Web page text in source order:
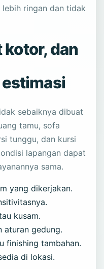
ringan dan tidak
dan
sebaiknya dibuat
tamu, sofa
tunggu, dan kursi
lapangan dapat
sama.
yang dikerjakan.
kusam.
aturan gedung.
finishing tambahan.
di lokasi.